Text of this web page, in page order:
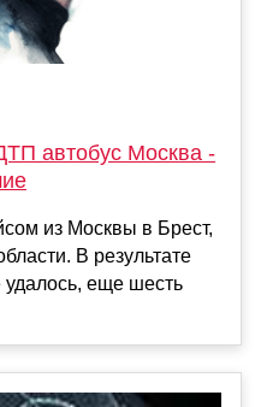
автобус Москва -
из Москвы в Брест,
В результате
удалось, еще шесть